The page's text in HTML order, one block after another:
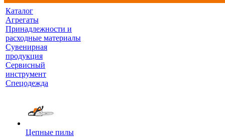
Каталог
Агрегаты
Принадлежности и
расходные материалы
Сувенирная
продукция
Сервисный
инструмент
Спецодежда
Цепные пилы